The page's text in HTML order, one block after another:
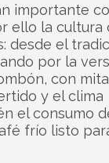
importante
ello la cultura
desde el
por la
con
y el clima
el consumo
frío listo